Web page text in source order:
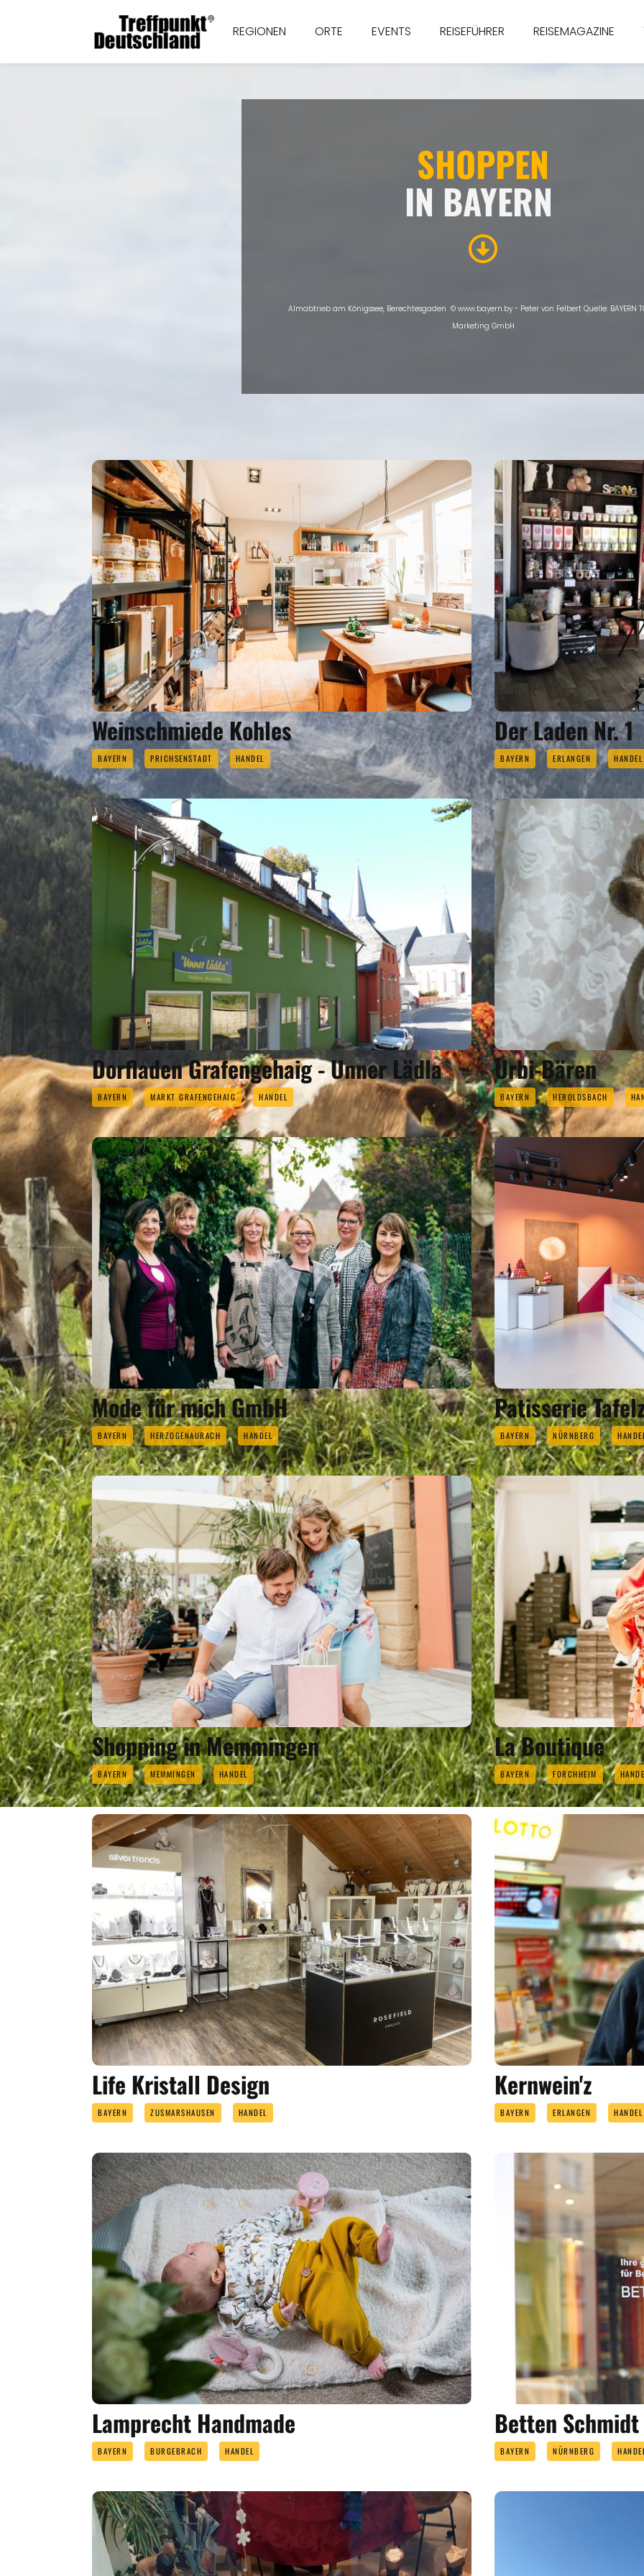
REGIONEN ORTE EVENTS REISEFÜHRER REISEMAGAZINE
SHOPPEN
IN BAYERN
Almabtrieb am Königssee, Berechtesgaden © www.bayern.by - Peter von Felbert Quelle: BAYERN
Marketing GmbH
Weinschmiede Kohles
BAYERN PRICHSENSTADT HANDEL
Der Laden Nr. 1
BAYERN ERLANGEN HANDEL
Dorfladen Grafengehaig - Unner Lädla
BAYERN MARKT GRAFENGEHAIG HANDEL
Urbi-Bären
BAYERN HEROLDSBACH
Mode für mich GmbH
BAYERN HERZOGENAURACH HANDEL
Patisserie
BAYERN NÜRNBERG
Shopping in Memmingen
BAYERN MEMMINGEN HANDEL
La Boutique
BAYERN FORCHHEIM
Life Kristall Design
BAYERN ZUSMARSHAUSEN HANDEL
Kernwein'z
BAYERN ERLANGEN HANDEL
Lamprecht Handmade
BAYERN BURGEBRACH HANDEL
Betten Schmidt
BAYERN NÜRNBERG